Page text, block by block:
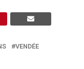
VENDÉE